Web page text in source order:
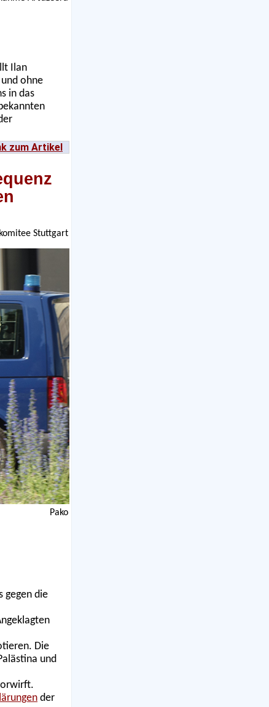
Ilan
ohne
in das
zum Artikel
Stuttgart
Pako
gegen die
Die
und
der